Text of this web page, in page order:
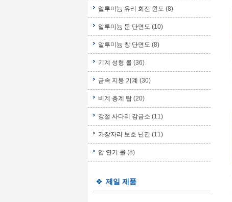
알루미늄 유리 회전 윈도 (8)
알루미늄 문 단면도 (10)
알루미늄 창 단면도 (8)
기계 성형 롤 (36)
금속 지붕 기계 (30)
비계 층계 탑 (20)
강철 사다리 감금소 (11)
가장자리 보호 난간 (11)
압 연기 롤 (8)
제일 제품